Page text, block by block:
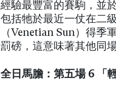
經驗最豐富的賽駒，並
包括牠於最近一仗在二
（Venetian Sun）得季
罰磅，這意味著其他同
全日馬膽：第五場 6 「輕